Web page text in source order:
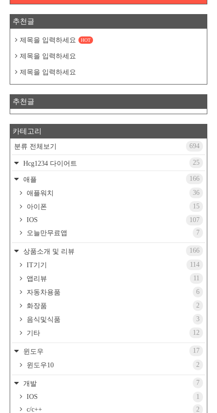
추천글
제목을 입력하세요 HOT
제목을 입력하세요
제목을 입력하세요
추천글
카테고리
분류 전체보기 694
Hcg1234 다이어트 25
애플
166
애플워치
36
아이폰
15
IOS
107
오늘만무료앱
7
상품소개 및 리뷰
166
IT기기
114
앱리뷰
11
자동차용품
6
화장품
2
음식및식품
3
기타
12
윈도우
17
윈도우10
2
개발
7
IOS
1
c/c++
2